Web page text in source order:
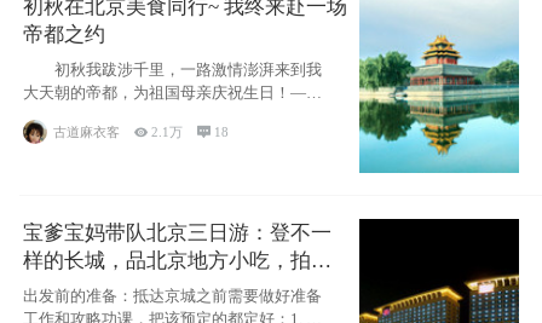
初秋在北京美食同行~ 我终来赴一场
帝都之约
初秋我跋涉千里，一路激情澎湃来到我
大天朝的帝都，为祖国母亲庆祝生日！——
古道麻衣客 2.1万  18
宝爹宝妈带队北京三日游：登不一
样的长城，品北京地方小吃，拍盘
古七星夜景！
出发前的准备：抵达京城之前需要做好准备
工作和攻略功课，把该预定的都定好：1. 酒